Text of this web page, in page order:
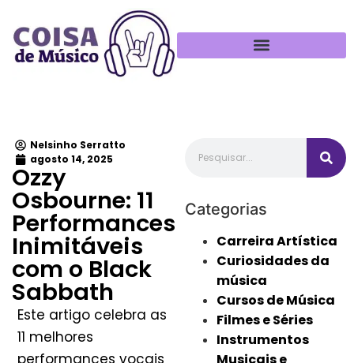
Nelsinho Serratto
agosto 14, 2025
Ozzy
Osbourne: 11
Performances
Inimitáveis
com o Black
Sabbath
Este artigo celebra as
11 melhores
performances vocais
Categorias
Carreira Artística
Curiosidades da
música
Cursos de Música
Filmes e Séries
Instrumentos
Musicais e